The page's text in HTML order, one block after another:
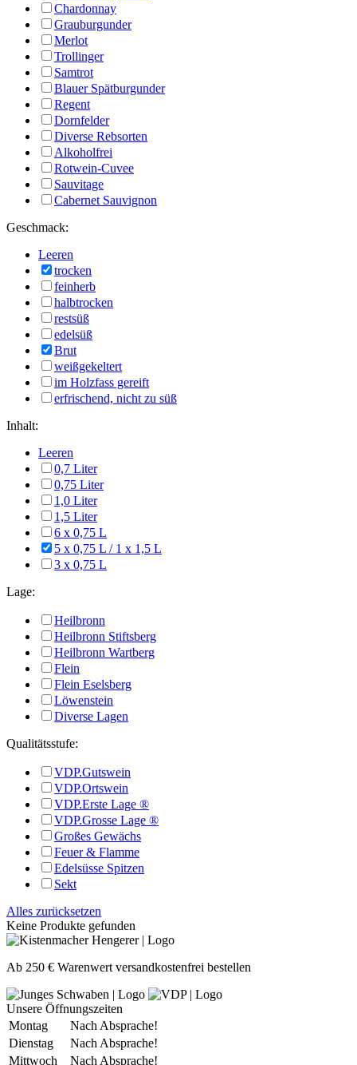
Chardonnay
Grauburgunder
Merlot
Trollinger
Samtrot
Blauer Spätburgunder
Regent
Dornfelder
Diverse Rebsorten
Alkoholfrei
Rotwein-Cuvee
Sauvitage
Cabernet Sauvignon
Geschmack:
Leeren
trocken
feinherb
halbtrocken
restsüß
edelsüß
Brut
weißgekeltert
im Holzfass gereift
erfrischend, nicht zu süß
Inhalt:
Leeren
0,7 Liter
0,75 Liter
1,0 Liter
1,5 Liter
6 x 0,75 L
5 x 0,75 L / 1 x 1,5 L
3 x 0,75 L
Lage:
Heilbronn
Heilbronn Stiftsberg
Heilbronn Wartberg
Flein
Flein Eselsberg
Löwenstein
Diverse Lagen
Qualitätsstufe:
VDP.Gutswein
VDP.Ortswein
VDP.Erste Lage ®
VDP.Grosse Lage ®
Großes Gewächs
Feuer & Flamme
Edelsüsse Spitzen
Sekt
Alles zurücksetzen
Keine Produkte gefunden
Ab 250 € Warenwert versandkostenfrei bestellen
Unsere Öffnungszeiten
Montag
Nach Absprache!
Dienstag
Nach Absprache!
Mittwoch
Nach Absprache!